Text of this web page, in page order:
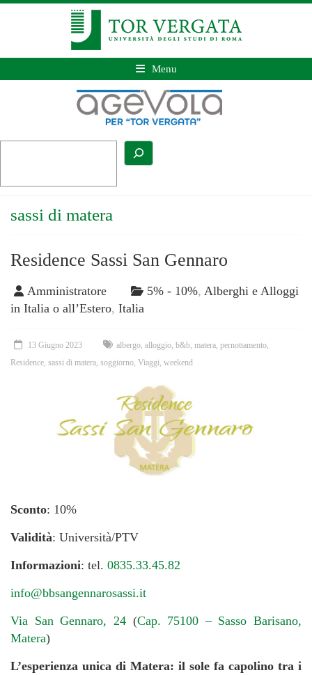
Menu
sassi di matera
Residence Sassi San Gennaro
Amministratore 5% - 10%, Alberghi e Alloggi
in Italia o all’Estero, Italia
13 Giugno 2023 albergo alloggio b&b matera pernottamento
Residence sassi di matera soggiorno Viaggi weekend
Sconto: 10%
Validità: Università/PTV
Informazioni: tel. 0835.33.45.82
info@bbsangennarosassi.it
Via San Gennaro, 24(Cap. 75100 – Sasso Barisano,
Matera)
L’esperienza unica di Matera: il sole fa capolino tra i